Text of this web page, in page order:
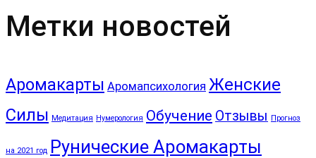
Метки новостей
Аромакарты Аромапсихология Женские
Силы Медитация Нумерология Обучение Отзывы Прогноз
на 2021 год Рунические Аромакарты